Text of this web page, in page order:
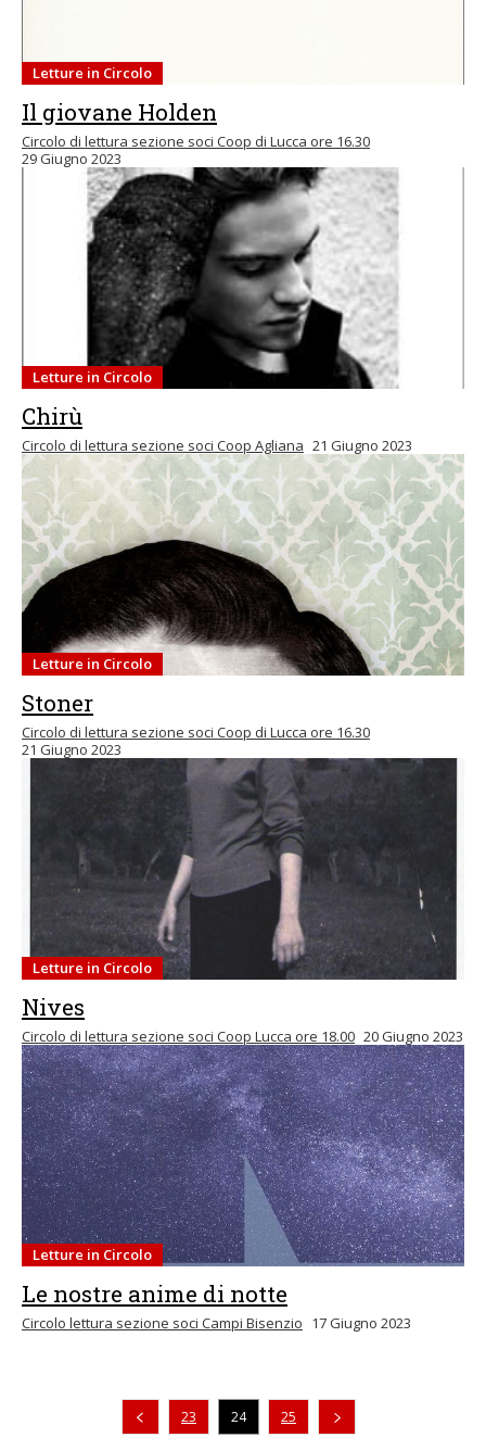
Letture in Circolo
Il giovane Holden
Circolo di lettura sezione soci Coop di Lucca ore 16.30
29 Giugno 2023
Letture in Circolo
Chirù
Circolo di lettura sezione soci Coop Agliana 21 Giugno 2023
Letture in Circolo
Stoner
Circolo di lettura sezione soci Coop di Lucca ore 16.30
21 Giugno 2023
Letture in Circolo
Nives
Circolo di lettura sezione soci Coop Lucca ore 18.00 20 Giugno 2023
Letture in Circolo
Le nostre anime di notte
Circolo lettura sezione soci Campi Bisenzio 17 Giugno 2023
Pagina precedente
23 24 25